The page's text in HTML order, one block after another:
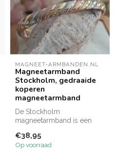
MAGNEET-ARMBANDEN.NL
Magneetarmband
Stockholm, gedraaide
koperen
magneetarmband
De Stockholm
magneetarmband is een
koperarmband in drie
harm...
€38,95
Op voorraad